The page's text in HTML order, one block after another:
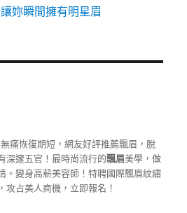
妳瞬間擁有明星眉
無痛恢復期短，網友好評推薦飄眉，脫
深邃五官！最時尚流行的飄眉美學，做
。變身高薪美容師！特聘國際飄眉紋繡
攻占美人商機，立即報名！